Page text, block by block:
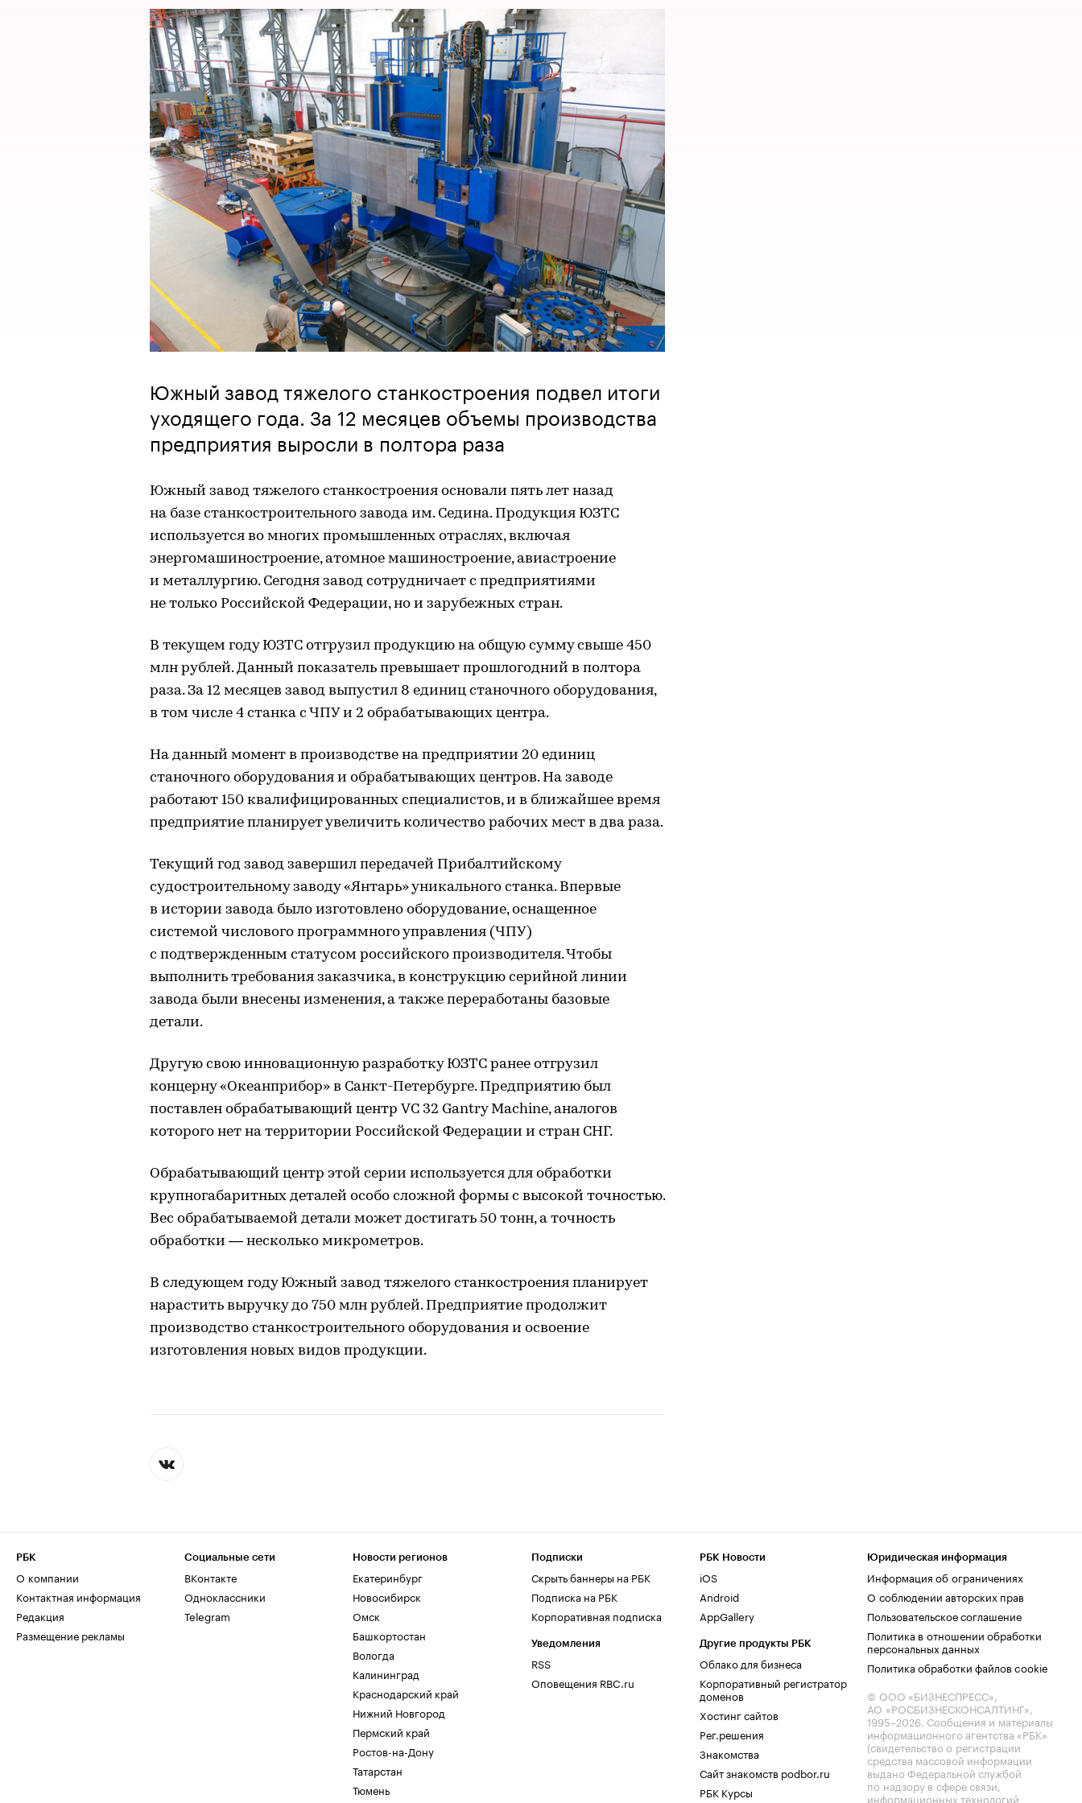
Южный завод тяжелого станкостроения подвел итоги
уходящего года. За 12 месяцев объемы производства
предприятия выросли в полтора раза
Южный завод тяжелого станкостроения основали пять лет назад
на базе станкостроительного завода им. Седина. Продукция ЮЗТС
используется во многих промышленных отраслях, включая
энергомашиностроение, атомное машиностроение, авиастроение
и металлургию. Сегодня завод сотрудничает с предприятиями
не только Российской Федерации, но и зарубежных стран.
В текущем году ЮЗТС отгрузил продукцию на общую сумму свыше 450
млн рублей. Данный показатель превышает прошлогодний в полтора
раза. За 12 месяцев завод выпустил 8 единиц станочного оборудования,
в том числе 4 станка с ЧПУ и 2 обрабатывающих центра.
На данный момент в производстве на предприятии 20 единиц
станочного оборудования и обрабатывающих центров. На заводе
работают 150 квалифицированных специалистов, и в ближайшее время
предприятие планирует увеличить количество рабочих мест в два раза.
Текущий год завод завершил передачей Прибалтийскому
судостроительному заводу «Янтарь» уникального станка. Впервые
в истории завода было изготовлено оборудование, оснащенное
системой числового программного управления (ЧПУ)
с подтвержденным статусом российского производителя. Чтобы
выполнить требования заказчика, в конструкцию серийной линии
завода были внесены изменения, а также переработаны базовые
детали.
Другую свою инновационную разработку ЮЗТС ранее отгрузил
концерну «Океанприбор» в Санкт-Петербурге. Предприятию был
поставлен обрабатывающий центр VC 32 Gantry Machine, аналогов
которого нет на территории Российской Федерации и стран СНГ.
Обрабатывающий центр этой серии используется для обработки
крупногабаритных деталей особо сложной формы с высокой точностью.
Вес обрабатываемой детали может достигать 50 тонн, а точность
обработки — несколько микрометров.
В следующем году Южный завод тяжелого станкостроения планирует
нарастить выручку до 750 млн рублей. Предприятие продолжит
производство станкостроительного оборудования и освоение
изготовления новых видов продукции.
РБК
О компании
Контактная информация
Редакция
Размещение рекламы
Социальные сети
ВКонтакте
Одноклассники
Telegram
Новости регионов
Екатеринбург
Новосибирск
Омск
Башкортостан
Вологда
Калининград
Краснодарский край
Нижний Новгород
Пермский край
Ростов-на-Дону
Татарстан
Тюмень
Подписки
Скрыть баннеры на РБК
Подписка на РБК
Корпоративная подписка
Уведомления
RSS
Оповещения RBC.ru
РБК Новости
iOS
Android
AppGallery
Другие продукты РБК
Облако для бизнеса
Корпоративный регистратор
доменов
Хостинг сайтов
Рег.решения
Знакомства
Сайт знакомств podbor.ru
РБК Курсы
Юридическая информация
Информация об ограничениях
О соблюдении авторских прав
Пользовательское соглашение
Политика в отношении обработки
персональных данных
Политика обработки файлов cookie
© ООО «БИЗНЕСПРЕСС»,
АО «РОСБИЗНЕСКОНСАЛТИНГ»,
1995–2026. Сообщения и материалы
информационного агентства «РБК»
(свидетельство о регистрации
средства массовой информации
выдано Федеральной службой
по надзору в сфере связи,
информационных технологий